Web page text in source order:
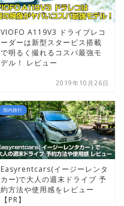
VIOFO A119V3 ドライブレコ
ーダーは新型スタービス搭載
で明るく撮れるコスパ最強モ
デル！ レビュー
2019年10月26日
国内旅行
Easyrentcars(イージーレンタ
カー)で大人の週末ドライブ 予
約方法や使用感をレビュー
【PR】